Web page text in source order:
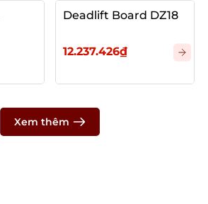
Deadlift Board DZ18
12.237.426₫
Xem thêm